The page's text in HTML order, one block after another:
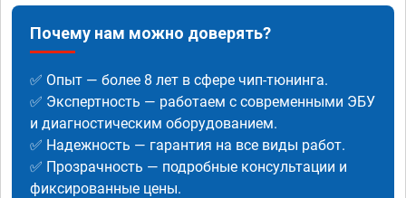
Почему нам можно доверять?
✅ Опыт — более 8 лет в сфере чип-тюнинга.
✅ Экспертность — работаем с современными ЭБУ
и диагностическим оборудованием.
✅ Надежность — гарантия на все виды работ.
✅ Прозрачность — подробные консультации и
фиксированные цены.